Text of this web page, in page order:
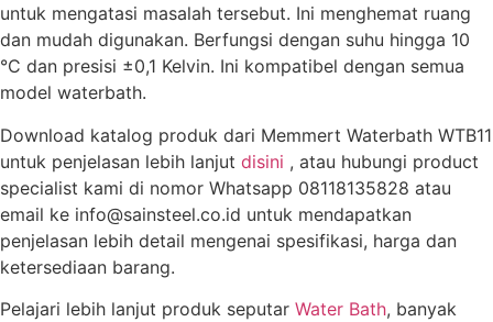
untuk mengatasi masalah tersebut. Ini menghemat ruang
dan mudah digunakan. Berfungsi dengan suhu hingga 10
°C dan presisi ±0,1 Kelvin. Ini kompatibel dengan semua
model waterbath.
Download katalog produk dari Memmert Waterbath WTB11
untuk penjelasan lebih lanjut disini , atau hubungi product
specialist kami di nomor Whatsapp 08118135828 atau
email ke info@sainsteel.co.id untuk mendapatkan
penjelasan lebih detail mengenai spesifikasi, harga dan
ketersediaan barang.
Pelajari lebih lanjut produk seputar Water Bath, banyak